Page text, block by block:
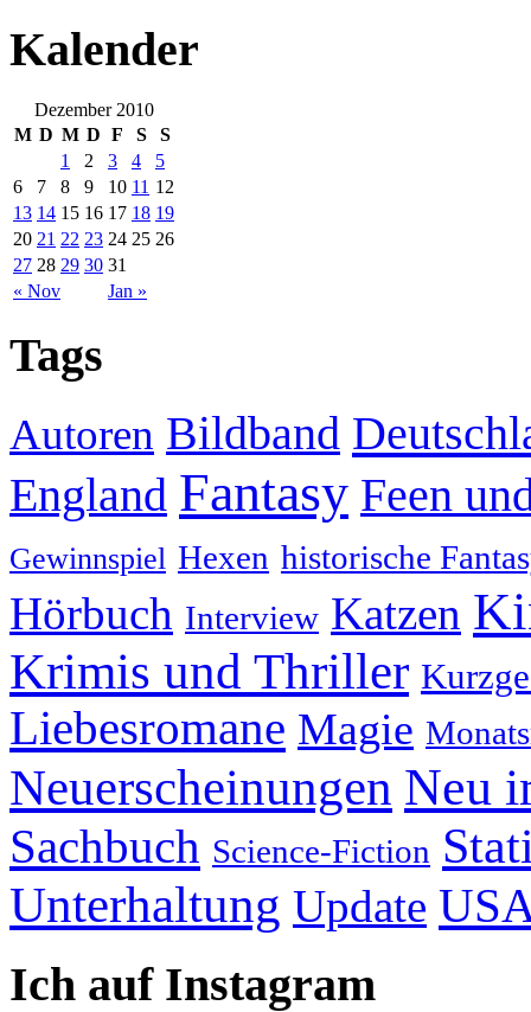
Kalender
Dezember 2010
M D M D F S S
« Nov Jan »
1 2 3 4
5
6
7 8 9 10 11 12
13 14 15 16 17 18 19
20 21 22 23 24 25 26
27 28 29 30 31
Tags
Autoren Bildband
England Fantasy Feen
Gewinnspiel Hexen historische
Hörbuch Interview Katzen
Krimis und Thriller
Liebesromane Magie
Neuerscheinungen Neu
Sachbuch Science-Fiction
Unterhaltung Update
Ich auf Instagram